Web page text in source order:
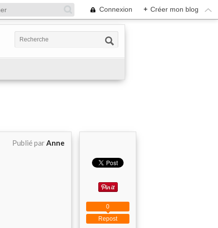
Connexion + Créer mon blog
Publié parAnne
Repost
0